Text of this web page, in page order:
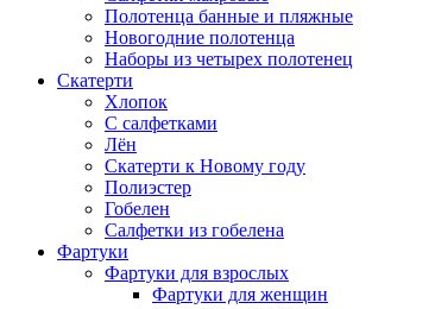
Полотенца банные и пляжные
Новогодние полотенца
Наборы из четырех полотенец
Скатерти
Хлопок
С салфетками
Лён
Скатерти к Новому году
Полиэстер
Гобелен
Салфетки из гобелена
Фартуки
Фартуки для взрослых
Фартуки для женщин